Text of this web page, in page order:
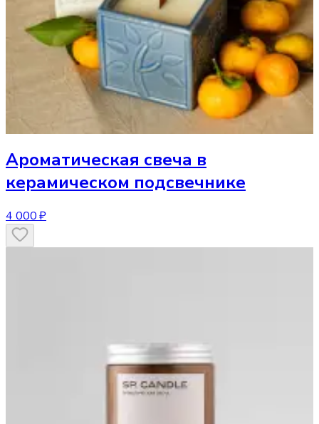
Ароматическая свеча в
керамическом подсвечнике
4 000 ₽